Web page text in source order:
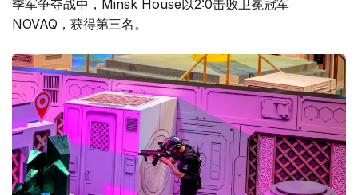
季军争夺战中，Minsk House以2:0击败卫冕冠军
NOVAQ，获得第三名。